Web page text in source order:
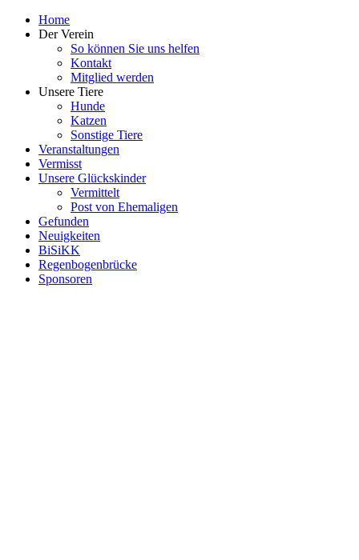
Home
Der Verein
So können Sie uns helfen
Kontakt
Mitglied werden
Unsere Tiere
Hunde
Katzen
Sonstige Tiere
Veranstaltungen
Vermisst
Unsere Glückskinder
Vermittelt
Post von Ehemaligen
Gefunden
Neuigkeiten
BiSiKK
Regenbogenbrücke
Sponsoren